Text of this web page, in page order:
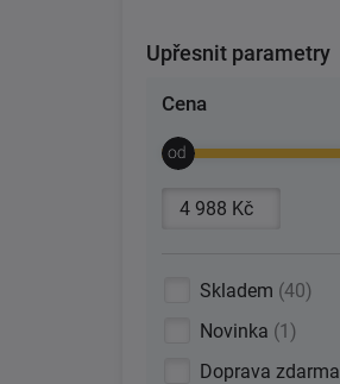
Upřesnit parametry
Cena
Skladem 40
Novinka 1
Doprava zdarma